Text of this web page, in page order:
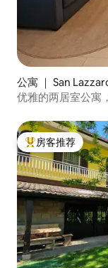
公寓 ｜ San
优雅的两居室公寓
热门「房客推荐」
房客推荐